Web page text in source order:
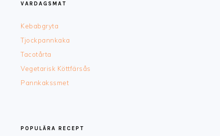
VARDAGSMAT
Kebabgryta
Tjockpannkaka
Tacotårta
Vegetarisk Köttfärsås
Pannkakssmet
POPULÄRA RECEPT